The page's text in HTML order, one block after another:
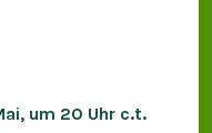
um 20 Uhr c.t.